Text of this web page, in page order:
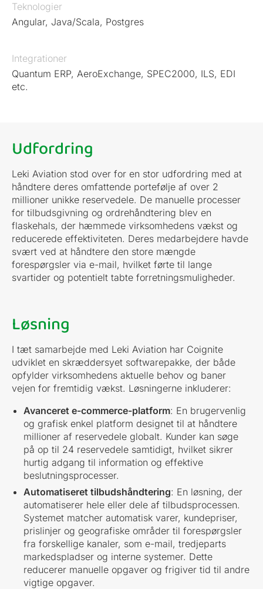
Teknologier
Angular, Java/Scala, Postgres
Integrationer
Quantum ERP, AeroExchange, SPEC2000, ILS, EDI
etc.
Udfordring
Leki Aviation stod over for en stor udfordring med at
håndtere deres omfattende portefølje af over 2
millioner unikke reservedele. De manuelle processer
for tilbudsgivning og ordrehåndtering blev en
flaskehals, der hæmmede virksomhedens vækst og
reducerede effektiviteten. Deres medarbejdere havde
svært ved at håndtere den store mængde
forespørgsler via e-mail, hvilket førte til lange
svartider og potentielt tabte forretningsmuligheder.
Løsning
I tæt samarbejde med Leki Aviation har Coignite
udviklet en skræddersyet softwarepakke, der både
opfylder virksomhedens aktuelle behov og baner
vejen for fremtidig vækst. Løsningerne inkluderer:
Avanceret e-commerce-platform: En brugervenlig
og grafisk enkel platform designet til at håndtere
millioner af reservedele globalt. Kunder kan søge
på op til 24 reservedele samtidigt, hvilket sikrer
hurtig adgang til information og effektive
beslutningsprocesser.
Automatiseret tilbudshåndtering: En løsning, der
automatiserer hele eller dele af tilbudsprocessen.
Systemet matcher automatisk varer, kundepriser,
prislinjer og geografiske områder til forespørgsler
fra forskellige kanaler, som e-mail, tredjeparts
markedspladser og interne systemer. Dette
reducerer manuelle opgaver og frigiver tid til andre
vigtige opgaver.